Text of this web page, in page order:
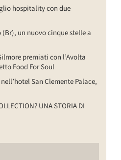
hospitality con due
un nuovo cinque stelle a
premiati con l’Avolta
Food For Soul
San Clemente Palace,
UNA STORIA DI